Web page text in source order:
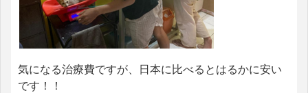
気になる治療費ですが、日本に比べるとはるかに安い
です！！